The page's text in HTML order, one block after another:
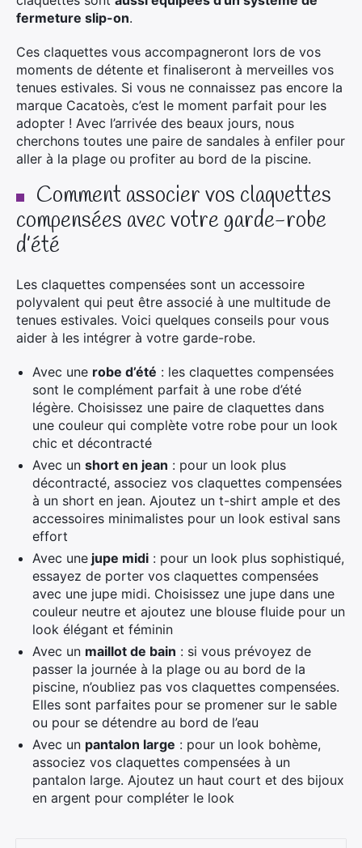
fermeture slip-on.
Ces claquettes vous accompagneront lors de vos
moments de détente et finaliseront à merveilles vos
tenues estivales. Si vous ne connaissez pas encore la
marque Cacatoès, c’est le moment parfait pour les
adopter ! Avec l’arrivée des beaux jours, nous
cherchons toutes une paire de sandales à enfiler pour
aller à la plage ou profiter au bord de la piscine.
Comment associer vos claquettes
compensées avec votre garde-robe
d’été
Les claquettes compensées sont un accessoire
polyvalent qui peut être associé à une multitude de
tenues estivales. Voici quelques conseils pour vous
aider à les intégrer à votre garde-robe.
Avec une robe d’été : les claquettes compensées
sont le complément parfait à une robe d’été
légère. Choisissez une paire de claquettes dans
une couleur qui complète votre robe pour un look
chic et décontracté
Avec un short en jean : pour un look plus
décontracté, associez vos claquettes compensées
à un short en jean. Ajoutez un t-shirt ample et des
accessoires minimalistes pour un look estival sans
effort
Avec une jupe midi : pour un look plus sophistiqué,
essayez de porter vos claquettes compensées
avec une jupe midi. Choisissez une jupe dans une
couleur neutre et ajoutez une blouse fluide pour un
look élégant et féminin
Avec un maillot de bain : si vous prévoyez de
passer la journée à la plage ou au bord de la
piscine, n’oubliez pas vos claquettes compensées.
Elles sont parfaites pour se promener sur le sable
ou pour se détendre au bord de l’eau
Avec un pantalon large : pour un look bohème,
associez vos claquettes compensées à un
pantalon large. Ajoutez un haut court et des bijoux
en argent pour compléter le look